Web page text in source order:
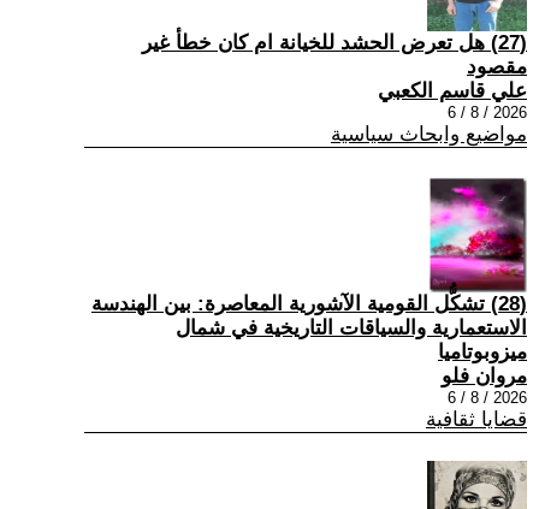
(27) هل تعرض الحشد للخيانة ام كان خطأ غير
مقصود
علي قاسم الكعبي
2026 / 8 / 6
مواضيع وابحاث سياسية
(28) تشكُّل القومية الآشورية المعاصرة: بين الهندسة
الاستعمارية والسياقات التاريخية في شمال
ميزوبوتاميا
مروان فلو
2026 / 8 / 6
قضايا ثقافية